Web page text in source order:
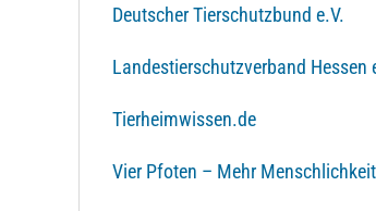
Deutscher Tierschutzbund e.V.
Landestierschutzverband Hessen
Tierheimwissen.de
Vier Pfoten – Mehr